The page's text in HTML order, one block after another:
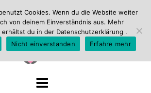
Cookies. Wenn du die Website weiter
von deinem Einverständnis aus. Mehr
erhältst du in der Datenschutzerklärung .
Nicht einverstanden Erfahre mehr